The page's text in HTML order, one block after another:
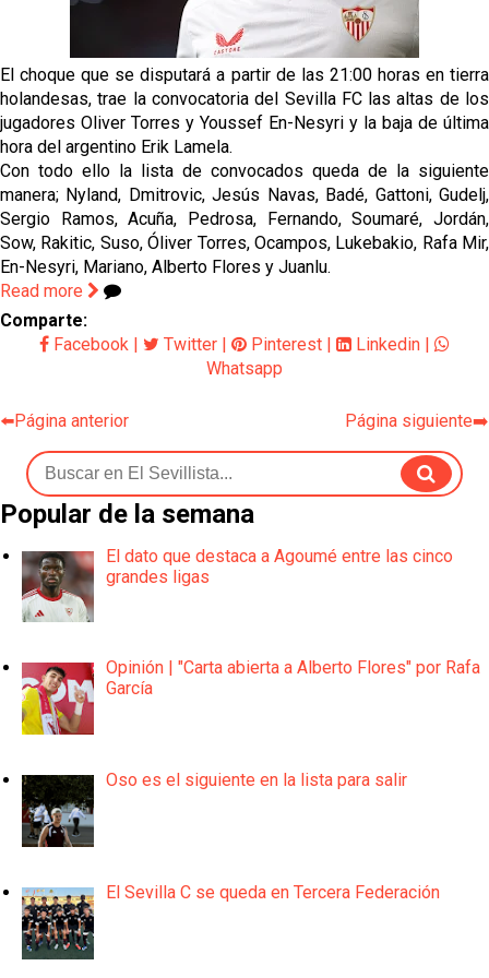
Opinión | "Carta abierta a Alberto Flores" por Rafa
García
El Sevilla oficializa el traspaso de Sow
Miguel Sierra: La temporada pasada se vio
reflejado que podemos tirar para delante y
trabajamos con ilusión
Diomande ya es madridista mientras Rodri agita el
mercado
El choque que se disputará a partir de las 21:00 horas en tierra
holandesas, trae la convocatoria del Sevilla FC las altas de los
jugadores Oliver Torres y Youssef En-Nesyri y la baja de última
hora del argentino Erik Lamela.
Con todo ello la lista de convocados queda de la siguiente
manera; Nyland, Dmitrovic, Jesús Navas, Badé, Gattoni, Gudelj,
Sergio Ramos, Acuña, Pedrosa, Fernando, Soumaré, Jordán,
Sow, Rakitic, Suso, Óliver Torres, Ocampos, Lukebakio, Rafa Mir,
En-Nesyri, Mariano, Alberto Flores y Juanlu.
Read more
Comparte:
Facebook
Twitter Pinterest Linkedin
Whatsapp
⬅️Página anterior Página siguiente➡️
Popular de la semana
El dato que destaca a Agoumé entre las cinco
grandes ligas
Opinión | "Carta abierta a Alberto Flores" por Rafa
García
Oso es el siguiente en la lista para salir
El Sevilla C se queda en Tercera Federación